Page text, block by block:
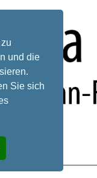
und die
Sie sich